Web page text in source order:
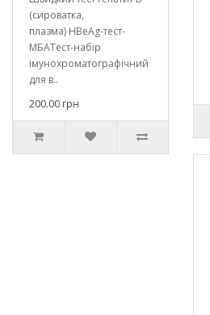
(сироватка,
плазма) HBеAg-тест-
МБАТест-набір
імунохроматографічний
для в..
200.00 грн